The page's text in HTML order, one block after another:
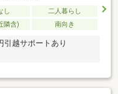
し
二人暮らし
隣含) 南向き
引越サポートあり